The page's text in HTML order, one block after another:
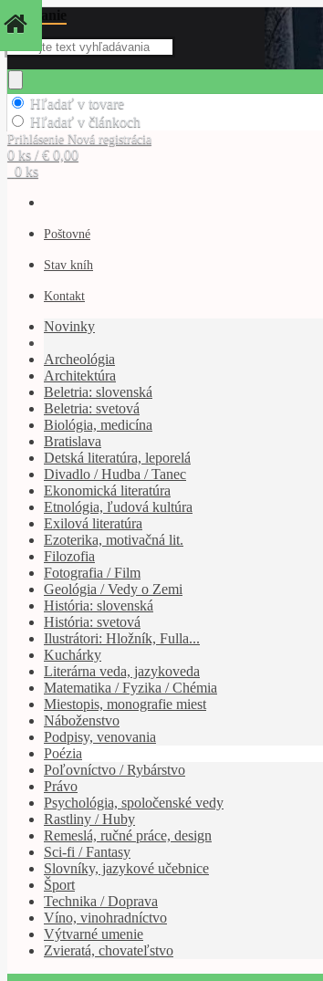
Hľadanie
Hľadať v tovare
Hľadať v článkoch
Prihlásenie Nová registrácia
0 ks / € 0,00
0 ks
Poštovné
Stav kníh
Kontakt
Novinky
Archeológia
Architektúra
Beletria: slovenská
Beletria: svetová
Biológia, medicína
Bratislava
Detská literatúra, leporelá
Divadlo / Hudba / Tanec
Ekonomická literatúra
Etnológia, ľudová kultúra
Exilová literatúra
Ezoterika, motivačná lit.
Filozofia
Fotografia / Film
Geológia / Vedy o Zemi
História: slovenská
História: svetová
Ilustrátori: Hložník, Fulla...
Kuchárky
Literárna veda, jazykoveda
Matematika / Fyzika / Chémia
Miestopis, monografie miest
Náboženstvo
Podpisy, venovania
Poézia
Poľovníctvo / Rybárstvo
Právo
Psychológia, spoločenské vedy
Rastliny / Huby
Remeslá, ručné práce, design
Sci-fi / Fantasy
Slovníky, jazykové učebnice
Šport
Technika / Doprava
Víno, vinohradníctvo
Výtvarné umenie
Zvieratá, chovateľstvo